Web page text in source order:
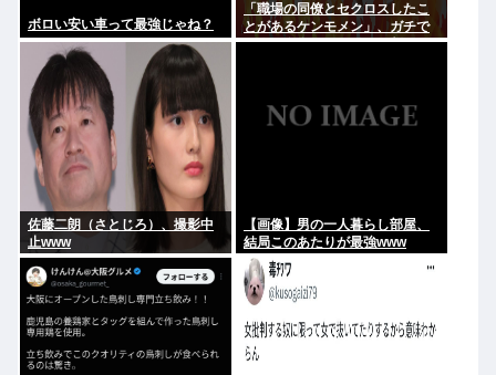
ボロい安い車って最強じゃね？
「職場の同僚とセクロスしたこ
とがあるケンモメン」、ガチで
一人も存在しないことが判明
佐藤二朗（さとじろ）、撮影中
止www
【画像】男の一人暮らし部屋、
結局このあたりが最強www